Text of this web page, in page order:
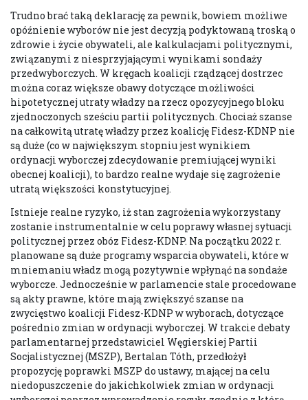
Trudno brać taką deklarację za pewnik, bowiem możliwe
opóźnienie wyborów nie jest decyzją podyktowaną troską o
zdrowie i życie obywateli, ale kalkulacjami politycznymi,
związanymi z niesprzyjającymi wynikami sondaży
przedwyborczych. W kręgach koalicji rządzącej dostrzec
można coraz większe obawy dotyczące możliwości
hipotetycznej utraty władzy na rzecz opozycyjnego bloku
zjednoczonych sześciu partii politycznych. Chociaż szanse
na całkowitą utratę władzy przez koalicję Fidesz-KDNP nie
są duże (co w największym stopniu jest wynikiem
ordynacji wyborczej zdecydowanie premiującej wyniki
obecnej koalicji), to bardzo realne wydaje się zagrożenie
utratą większości konstytucyjnej.
Istnieje realne ryzyko, iż stan zagrożenia wykorzystany
zostanie instrumentalnie w celu poprawy własnej sytuacji
politycznej przez obóz Fidesz-KDNP. Na początku 2022 r.
planowane są duże programy wsparcia obywateli, które w
mniemaniu władz mogą pozytywnie wpłynąć na sondaże
wyborcze. Jednocześnie w parlamencie stale procedowane
są akty prawne, które mają zwiększyć szanse na
zwycięstwo koalicji Fidesz-KDNP w wyborach, dotyczące
pośrednio zmian w ordynacji wyborczej. W trakcie debaty
parlamentarnej przedstawiciel Węgierskiej Partii
Socjalistycznej (MSZP), Bertalan Tóth, przedłożył
propozycję poprawki MSZP do ustawy, mającej na celu
niedopuszczenie do jakichkolwiek zmian w ordynacji